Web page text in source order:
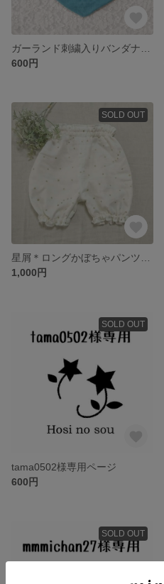
600円
SOLD OUT
1,000円
SOLD OUT
tama0502様専用ページ
600円
SOLD OUT